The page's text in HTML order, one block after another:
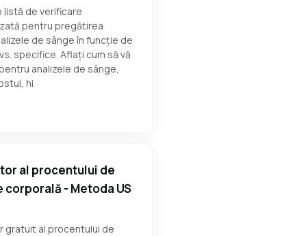
listă de verificare
pentru pregătirea
de sânge în funcție de
specifice. Aflați cum să vă
analizele de sânge,
hi
al procentului de
corporală - Metoda US
gratuit al procentului de